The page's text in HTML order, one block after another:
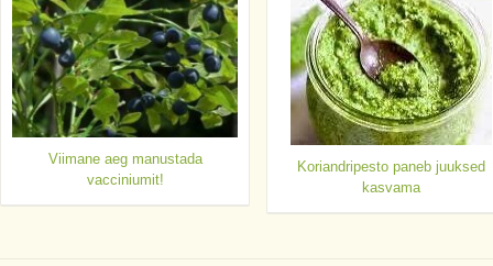
Viimane aeg manustada
vacciniumit!
Koriandripesto paneb juuksed
kasvama